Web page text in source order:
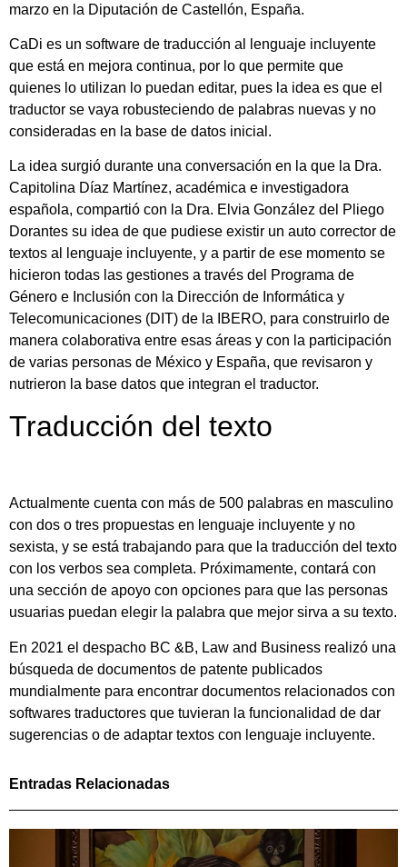
marzo en la Diputación de Castellón, España.
CaDi es un software de traducción al lenguaje incluyente
que está en mejora continua, por lo que permite que
quienes lo utilizan lo puedan editar, pues la idea es que el
traductor se vaya robusteciendo de palabras nuevas y no
consideradas en la base de datos inicial.
La idea surgió durante una conversación en la que la Dra.
Capitolina Díaz Martínez, académica e investigadora
española, compartió con la Dra. Elvia González del Pliego
Dorantes su idea de que pudiese existir un auto corrector de
textos al lenguaje incluyente, y a partir de ese momento se
hicieron todas las gestiones a través del Programa de
Género e Inclusión con la Dirección de Informática y
Telecomunicaciones (DIT) de la IBERO, para construirlo de
manera colaborativa entre esas áreas y con la participación
de varias personas de México y España, que revisaron y
nutrieron la base datos que integran el traductor.
Traducción del texto
Actualmente cuenta con más de 500 palabras en masculino
con dos o tres propuestas en lenguaje incluyente y no
sexista, y se está trabajando para que la traducción del texto
con los verbos sea completa. Próximamente, contará con
una sección de apoyo con opciones para que las personas
usuarias puedan elegir la palabra que mejor sirva a su texto.
En 2021 el despacho BC &B, Law and Business realizó una
búsqueda de documentos de patente publicados
mundialmente para encontrar documentos relacionados con
softwares traductores que tuvieran la funcionalidad de dar
sugerencias o de adaptar textos con lenguaje incluyente.
Entradas Relacionadas